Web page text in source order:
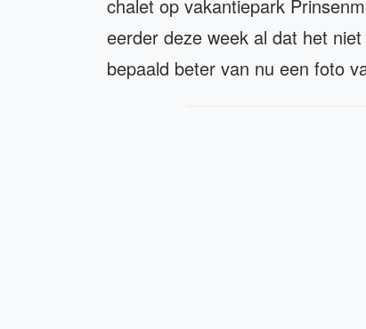
chalet op vakantiepark
eerder deze week al dat het
bepaald beter van nu een foto